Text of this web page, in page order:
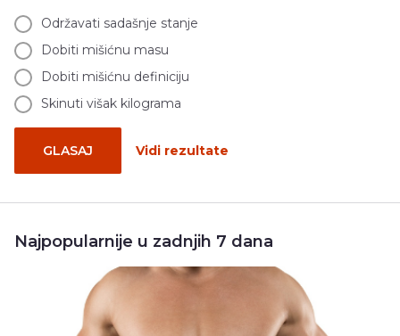
Održavati sadašnje stanje
Dobiti mišićnu masu
Dobiti mišićnu definiciju
Skinuti višak kilograma
GLASAJ Vidi rezultate
Najpopularnije u zadnjih 7 dana